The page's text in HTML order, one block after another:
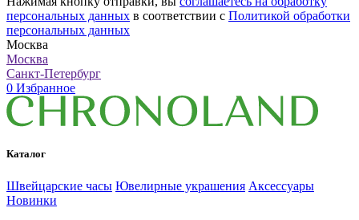
персональных данных в соответствии с Политикой обработки
персональных данных
Москва
Москва
Санкт-Петербург
0 Избранное
Каталог
Швейцарские часы Ювелирные украшения Аксессуары
Новинки